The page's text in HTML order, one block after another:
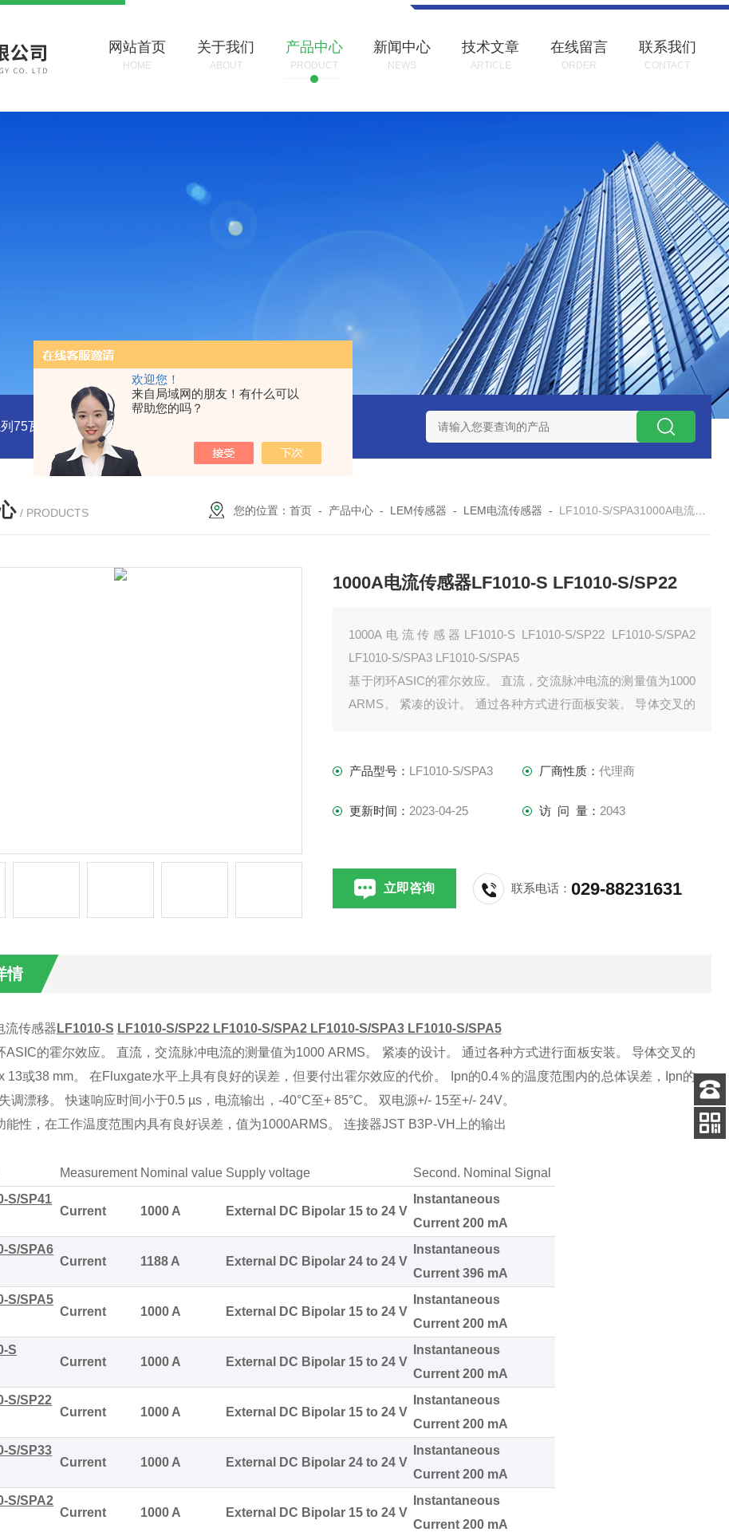
欢迎您！
来自局域网的朋友！有什么可以
帮助您的吗？
网站首页
HOME
关于我们
ABOUT
产品中心
PRODUCT
新闻中心
NEWS
技术文章
ARTICLE
在线留言
ORDER
联系我们
CONTACT
75瓦稳压电源MMK75S-24 MMK150S-15 MMK150S-5150W系列开关电源MMK150S-24 MMK150S-12 MMK320S-12
/ PRODUCTS 您的位置：首页 - 产品中心 - LEM传感器 - LEM电流传感器 - LF1010-S/SPA31000A电流传感器LF1010-S LF1010-S/SP22
1000A电流传感器LF1010-S LF1010-S/SP22
1000A电流传感器LF1010-S LF1010-S/SP22 LF1010-S/SPA2
LF1010-S/SPA3 LF1010-S/SPA5
基于闭环ASIC的霍尔效应。 直流，交流脉冲电流的测量值为1000
ARMS。 紧凑的设计。 通过各种方式进行面板安装。 导体交叉的
产品型号： LF1010-S/SPA3 厂商性质： 代理商
更新时间： 2023-04-25 访 问 量： 2043
立即咨询 联系电话：029-88231631
情
流传感器 LF1010-S LF1010-S/SP22 LF1010-S/SPA2 LF1010-S/SPA3 LF1010-S/SPA5
ASIC的霍尔效应。 直流，交流脉冲电流的测量值为1000 ARMS。 紧凑的设计。 通过各种方式进行面板安装。
导体交叉的
13或38 mm。 在Fluxgate水平上具有良好的误差，但要付出霍尔效应的代价。 Ipn的0.4％的温度范围内的总体误差， Ipn的
调漂移。 快速响应时间小于0.5 µs，电流输出， -40°C至+ 85°C。 双电源+/- 15至+/- 24V。
能性，在工作温度范围内具有良好误差，值为1000ARMS。 连接器JST B3P-VH 上的输出
Measurement Nominal value Supply voltage
Second. Nominal Signal
S/SP41
Current
1000 A External DC Bipolar 15 to 24 V
Instantaneous
Current 200 mA
S/SPA6
Current
1188 A External DC Bipolar 24 to 24 V
Instantaneous
Current 396 mA
S/SPA5
Current
1000 A External DC Bipolar 15 to 24 V
Instantaneous
Current 200 mA
S
Current
1000 A External DC Bipolar 15 to 24 V
Instantaneous
Current 200 mA
S/SP22
Current
1000 A External DC Bipolar 15 to 24 V
Instantaneous
Current 200 mA
S/SP33
Current
1000 A External DC Bipolar 24 to 24 V
Instantaneous
Current 200 mA
S/SPA2
Current
1000 A External DC Bipolar 15 to 24 V
Instantaneous
Current 200 mA
客服
电话